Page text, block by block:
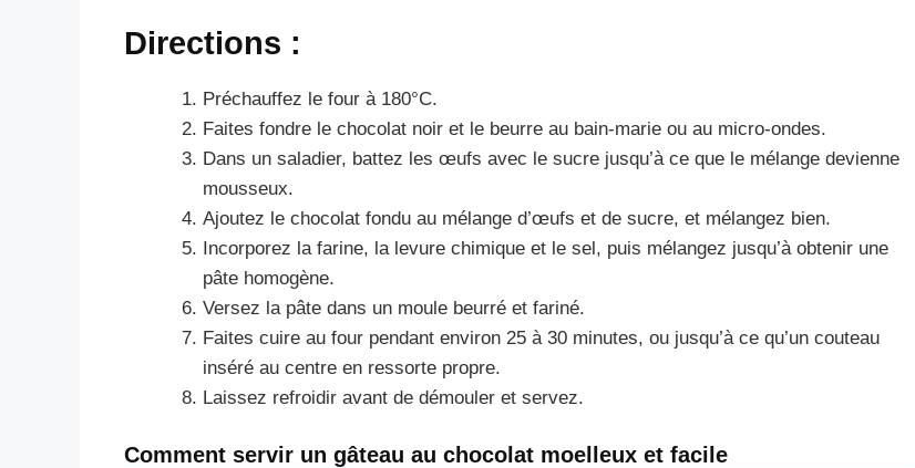
Directions :
Préchauffez le four à 180°C.
Faites fondre le chocolat noir et le beurre au bain-marie ou au micro-ondes.
Dans un saladier, battez les œufs avec le sucre jusqu’à ce que le mélange devienne
mousseux.
Ajoutez le chocolat fondu au mélange d’œufs et de sucre, et mélangez bien.
Incorporez la farine, la levure chimique et le sel, puis mélangez jusqu’à obtenir une
pâte homogène.
Versez la pâte dans un moule beurré et fariné.
Faites cuire au four pendant environ 25 à 30 minutes, ou jusqu’à ce qu’un couteau
inséré au centre en ressorte propre.
Laissez refroidir avant de démouler et servez.
Comment servir un gâteau au chocolat moelleux et facile